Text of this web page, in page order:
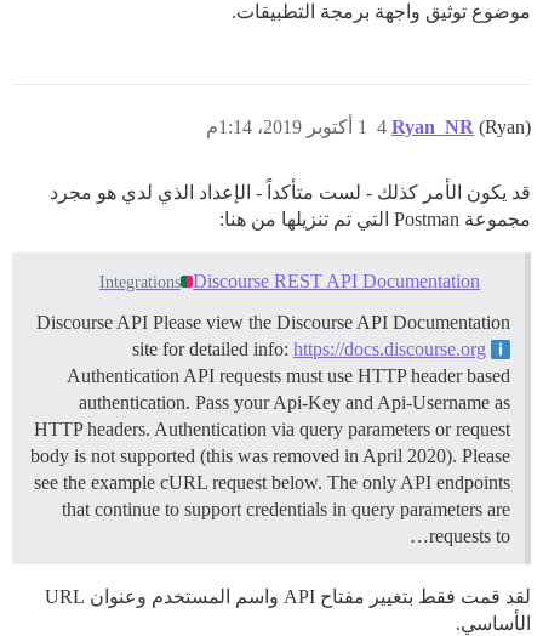
موضوع توثيق واجهة برمجة التطبيقات.
Ryan_NR (Ryan) 1 أكتوبر 2019، 1:14م 4
قد يكون الأمر كذلك - لست متأكداً - الإعداد الذي لدي هو مجرد
مجموعة Postman التي تم تنزيلها من هنا:
Discourse REST API Documentation
Integrations
Discourse API Please view the Discourse API Documentation
site for detailed info: https://docs.discourse.org
Authentication API requests must use HTTP header based
authentication. Pass your Api-Key and Api-Username as
HTTP headers. Authentication via query parameters or request
body is not supported (this was removed in April 2020). Please
see the example cURL request below. The only API endpoints
that continue to support credentials in query parameters are
requests to…
لقد قمت فقط بتغيير مفتاح API واسم المستخدم وعنوان URL
الأساسي.